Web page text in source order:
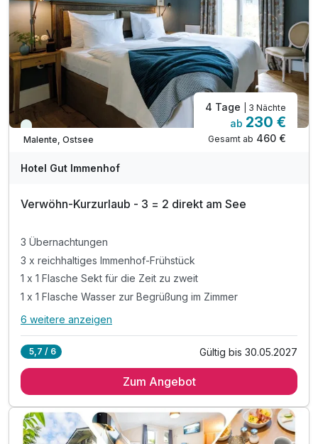
inkl. Erstausstattung Bettwäsche & Handtücher
inkl. Endreinigung, Strom & Wasser
inkl. Nutzung W-Lan
inkl. Parkplatz
Viele Termine frei
Malente, Ostsee
4 Tage | 3 Nächte
ab 230 €
Gesamt ab 460 €
Hotel Gut Immenhof
Verwöhn-Kurzurlaub - 3 = 2 direkt am See
3 Übernachtungen
3 x reichhaltiges Immenhof-Frühstück
1 x 1 Flasche Sekt für die Zeit zu zweit
1 x 1 Flasche Wasser zur Begrüßung im Zimmer
Alle Inklusivleistungen
3 x reichhaltiges Immenhof-Frühstück
1 x 1 Flasche Wasser zur Begrüßung im Zimmer
inkl. Eintritt in den Wellnessbereich
6 weitere anzeigen
5,7 / 6 Gültig bis 30.05.2027
Zum Angebot